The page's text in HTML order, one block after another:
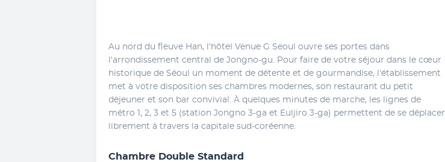
Au nord du fleuve Han, l'hôtel Venue G Seoul ouvre ses portes dans
l'arrondissement central de Jongno-gu. Pour faire de votre séjour dans le cœur
historique de Séoul un moment de détente et de gourmandise, l'établissement
met à votre disposition ses chambres modernes, son restaurant du petit
déjeuner et son bar convivial. À quelques minutes de marche, les lignes de
métro 1, 2, 3 et 5 (station Jongno 3-ga et Euljiro 3-ga) permettent de se déplacer
librement à travers la capitale sud-coréenne.
Chambre Double Standard